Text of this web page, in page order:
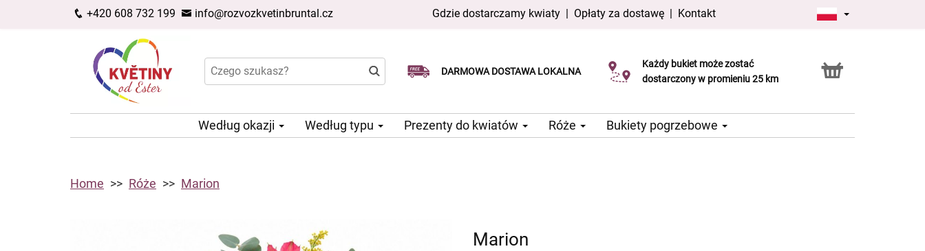
+420 608 732 199 info@rozvozkvetinbruntal.cz Gdzie dostarczamy kwiaty | Opłaty za dostawę | Kontakt
DARMOWA DOSTAWA LOKALNA
Dostawa tego samego dnia
Wybierz datę dostawy
Każdy bukiet może zostać
dostarczony w promieniu 25 km
Usługa Click & Collect
Według okazji Według typu Prezenty do kwiatów Róże Bukiety pogrzebowe
Home Róże Marion
Marion